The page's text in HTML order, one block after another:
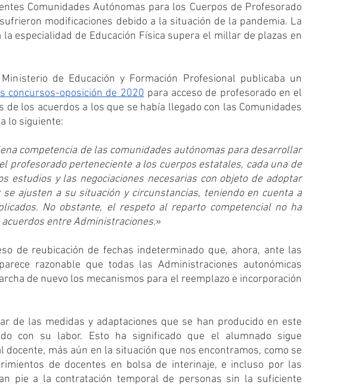
Comunidades Autónomas para los Cuerpos de Profesorado
modificaciones debido a la situación de la pandemia. La
especialidad de Educación Física supera el millar de plazas en
concursos-oposición de 2020 para acceso de profesorado en el
de los acuerdos a los que se había llegado con las Comunidades
lo siguiente:
competencia de las comunidades autónomas para desarrollar
profesorado perteneciente a los cuerpos estatales, cada una de
estudios y las negociaciones necesarias con objeto de adoptar
ajusten a su situación y circunstancias, teniendo en cuenta a
No obstante, el respeto al reparto competencial no ha
entre Administraciones.»
de reubicación de fechas indeterminado que, ahora, ante las
razonable que todas las Administraciones autonómicas
de nuevo los mecanismos para el reemplazo e incorporación
de las medidas y adaptaciones que se han producido en este
con su labor. Esto ha significado que el alumnado sigue
más aún en la situación que nos encontramos, como se
de docentes en bolsa de interinaje, e incluso por las
pie a la contratación temporal de personas sin la suficiente